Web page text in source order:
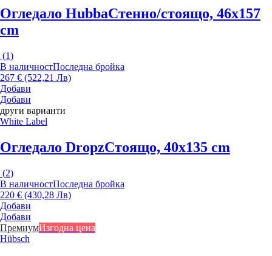
Огледало HubbaСтенно/стоящо, 46x157
cm
(1)
В наличностПоследна бройка
267 € (522,21 Лв)
Добави
Добави
други варианти
White Label
Огледало DropzСтоящо, 40x135 cm
(2)
В наличностПоследна бройка
220 € (430,28 Лв)
Добави
Добави
ПремиумИзгодна цена
Hübsch